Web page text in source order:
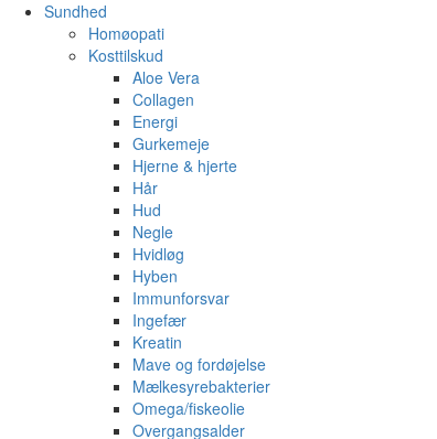
Sundhed
Homøopati
Kosttilskud
Aloe Vera
Collagen
Energi
Gurkemeje
Hjerne & hjerte
Hår
Hud
Negle
Hvidløg
Hyben
Immunforsvar
Ingefær
Kreatin
Mave og fordøjelse
Mælkesyrebakterier
Omega/fiskeolie
Overgangsalder